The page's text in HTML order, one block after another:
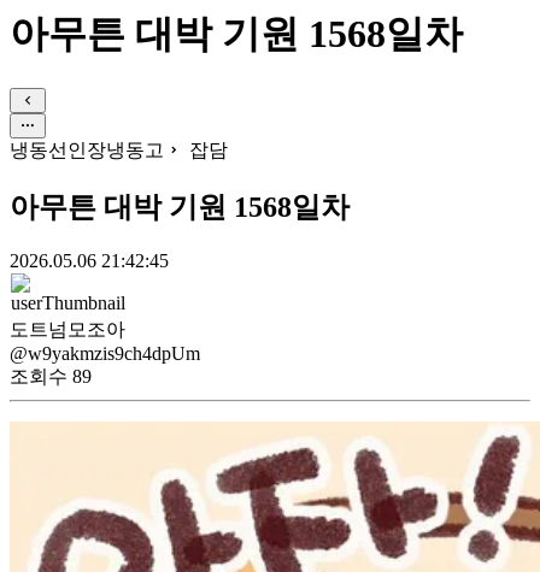
아무튼 대박 기원 1568일차
냉동선인장냉동고 잡담
아무튼 대박 기원 1568일차
2026.05.06 21:42:45
도트넘모조아
@w9yakmzis9ch4dpUm
조회수 89